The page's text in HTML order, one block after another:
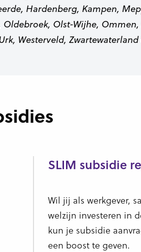
Hardenberg, Kampen,
Olst-Wijhe, Ommen,
Westerveld, Zwartewaterland
SLIM subsidie
Wil jij als werkgever,
welzijn investeren in
kun je subsidie
een boost te geven.